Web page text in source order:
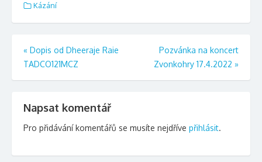
Kázání
Navigace
pro
« Dopis od Dheeraje Raie
TADCO121MCZ
Pozvánka na koncert
Zvonkohry 17.4.2022 »
Napsat komentář
Pro přidávání komentářů se musíte nejdříve přihlásit.